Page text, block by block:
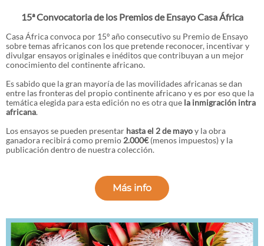
15ª Convocatoria de los Premios de Ensayo Casa África
Casa África convoca por 15º año consecutivo su Premio de Ensayo
sobre temas africanos con los que pretende reconocer, incentivar y
divulgar ensayos originales e inéditos que contribuyan a un mejor
conocimiento del continente africano.
Es sabido que la gran mayoría de las movilidades africanas se dan
entre las fronteras del propio continente africano y es por eso que la
temática elegida para esta edición no es otra que la inmigración intra
africana.
Los ensayos se pueden presentar hasta el 2 de mayoy la obra
ganadora recibirá como premio 2.000€(menos impuestos) y la
publicación dentro de nuestra colección.
Más info